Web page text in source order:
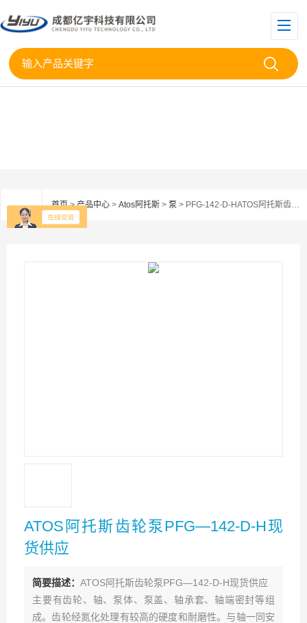
首页>产品中心 > Atos阿托斯 > 泵 > PFG-142-D-HATOS阿托斯齿轮泵PFG—142-D-H现货供应
ATOS阿托斯齿轮泵PFG—142-D-H现
货供应
简要描述： ATOS阿托斯齿轮泵PFG—142-D-H现货供应
主要有齿轮、轴、泵体、泵盖、轴承套、轴端密封等组
成。齿轮经氮化处理有较高的硬度和耐磨性。与轴一同安